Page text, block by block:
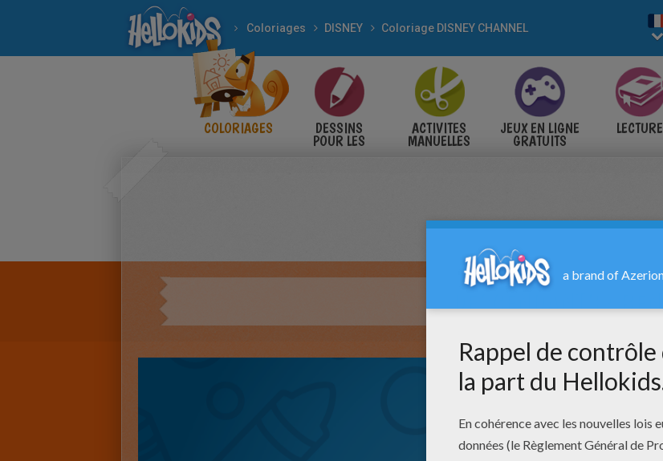
Coloriages DISNEY Coloriage DISNEY CHANNEL
COLORIAGES DESSINS
POUR LES
ACTIVITES
MANUELLES
JEUX EN LIGNE
GRATUITS
LECTURE
DESCENDANTS : BEN